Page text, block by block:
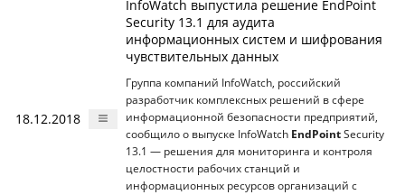
18.12.2018
InfoWatch выпустила решение EndPoint
Security 13.1 для аудита
информационных систем и шифрования
чувствительных данных
Группа компаний InfoWatch, российский
разработчик комплексных решений в сфере
информационной безопасности предприятий,
сообщило о выпуске InfoWatch EndPoint Security
13.1 — решения для мониторинга и контроля
целостности рабочих станций и
информационных ресурсов организаций с